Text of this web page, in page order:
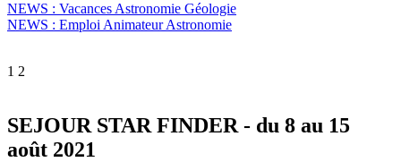
NEWS : Vacances Astronomie Géologie
NEWS : Emploi Animateur Astronomie
1 2
SEJOUR STAR FINDER - du 8 au 15
août 2021